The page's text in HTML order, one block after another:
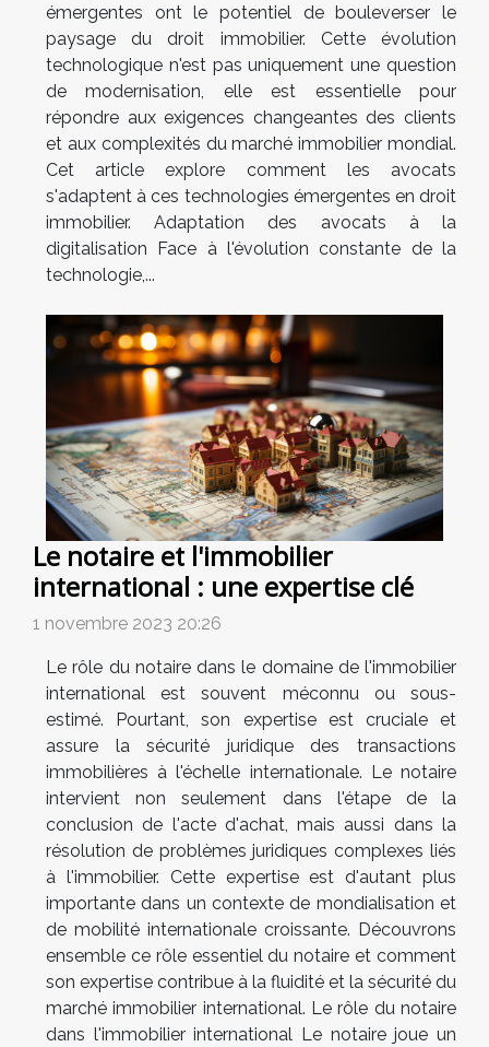
émergentes ont le potentiel de bouleverser le
paysage du droit immobilier. Cette évolution
technologique n'est pas uniquement une question
de modernisation, elle est essentielle pour
répondre aux exigences changeantes des clients
et aux complexités du marché immobilier mondial.
Cet article explore comment les avocats
s'adaptent à ces technologies émergentes en droit
immobilier. Adaptation des avocats à la
digitalisation Face à l'évolution constante de la
technologie,...
Le notaire et l'immobilier
international : une expertise clé
1 novembre 2023 20:26
Le rôle du notaire dans le domaine de l'immobilier
international est souvent méconnu ou sous-
estimé. Pourtant, son expertise est cruciale et
assure la sécurité juridique des transactions
immobilières à l'échelle internationale. Le notaire
intervient non seulement dans l'étape de la
conclusion de l'acte d'achat, mais aussi dans la
résolution de problèmes juridiques complexes liés
à l'immobilier. Cette expertise est d'autant plus
importante dans un contexte de mondialisation et
de mobilité internationale croissante. Découvrons
ensemble ce rôle essentiel du notaire et comment
son expertise contribue à la fluidité et la sécurité du
marché immobilier international. Le rôle du notaire
dans l'immobilier international Le notaire joue un